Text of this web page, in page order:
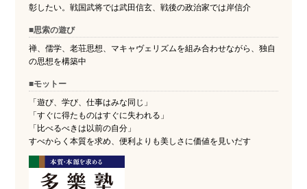
彰したい。戦国武将では武田信玄、戦後の政治家では岸信介
■思索の遊び
禅、儒学、老荘思想、マキャヴェリズムを組み合わせながら、独自
の思想を構築中
■モットー
「遊び、学び、仕事はみな同じ」
「すぐに得たものはすぐに失われる」
「比べるべきは以前の自分」
すべからく本質を求め、便利よりも美しさに価値を見いだす